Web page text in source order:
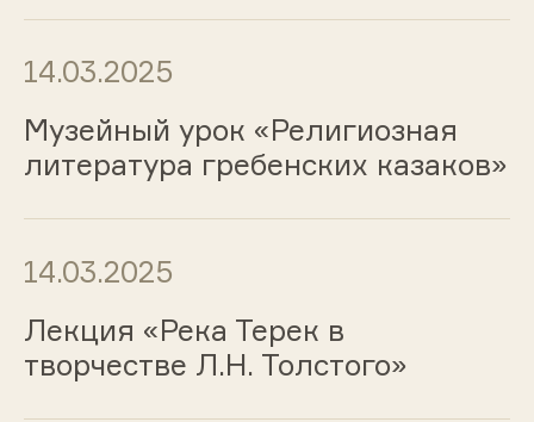
14.03.2025
Музейный урок «Религиозная
литература гребенских казаков»
14.03.2025
Лекция «Река Терек в
творчестве Л.Н. Толстого»